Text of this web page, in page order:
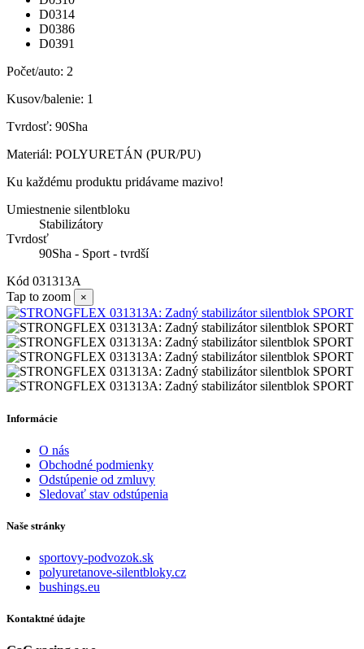
D0314
D0386
D0391
Počet/auto: 2
Kusov/balenie: 1
Tvrdosť: 90Sha
Materiál: POLYURETÁN (PUR/PU)
Ku každému produktu pridávame mazivo!
Umiestnenie silentbloku
Stabilizátory
Tvrdosť
90Sha - Sport - tvrdší
Kód 031313A
Tap to zoom
×
Informácie
O nás
Obchodné podmienky
Odstúpenie od zmluvy
Sledovať stav odstúpenia
Naše stránky
sportovy-podvozok.sk
polyuretanove-silentbloky.cz
bushings.eu
Kontaktné údajte